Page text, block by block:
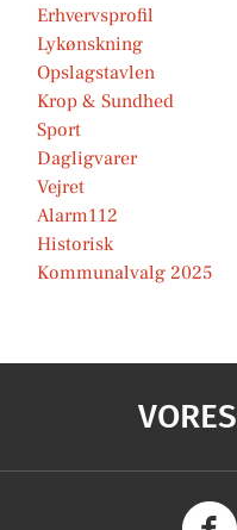
Erhvervsprofil
Lykønskning
Opslagstavlen
Krop & Sundhed
Sport
Dagligvarer
Vejret
Alarm112
Historisk
Kommunalvalg 2025
VORES